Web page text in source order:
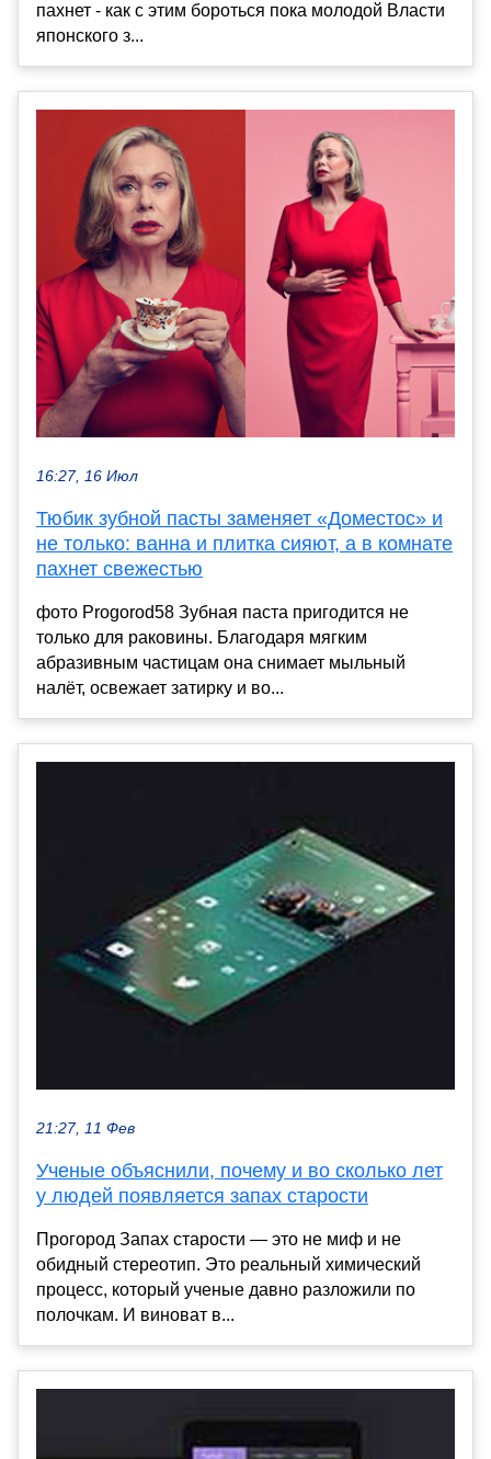
пахнет - как с этим бороться пока молодой Власти
японского з...
16:27, 16 Июл
Тюбик зубной пасты заменяет «Доместос» и
не только: ванна и плитка сияют, а в комнате
пахнет свежестью
фото Progorod58 Зубная паста пригодится не
только для раковины. Благодаря мягким
абразивным частицам она снимает мыльный
налёт, освежает затирку и во...
21:27, 11 Фев
Ученые объяснили, почему и во сколько лет
у людей появляется запах старости
Прогород Запах старости — это не миф и не
обидный стереотип. Это реальный химический
процесс, который ученые давно разложили по
полочкам. И виноват в...